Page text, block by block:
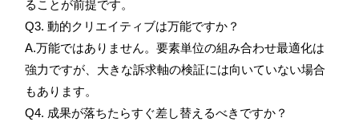
ることが前提です。
Q3. 動的クリエイティブは万能ですか？
A.万能ではありません。要素単位の組み合わせ最適化は
強力ですが、大きな訴求軸の検証には向いていない場合
もあります。
Q4. 成果が落ちたらすぐ差し替えるべきですか？